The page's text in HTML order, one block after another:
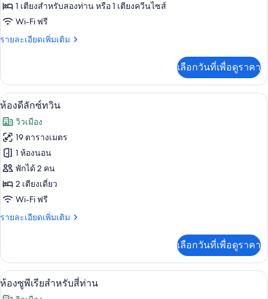
ซู
พี
เรียดั
1 เตียงสำหรับสองท่าน หรือ 1 เตียงควีนไซส์
Wi-Fi ฟรี
รายละเอียดเพิ่มเติม
ราย
เกี่ยว
กับ
ห้อง
พี
เรียดั
บเบิล
เลือกวันที่เพื่อดูราคา
เปิด
ภาพถ่าย
ทั้งหมด
ของ
ห้อง
ดี
ลัก
ซ์
ห้องดีลักซ์ทวิน | เครื่องนอนระดับพรีเ
6
ห้องดีลักซ์ทวิน
วิวเมือง
19 ตารางเมตร
1 ห้องนอน
พักได้ 2 คน
2 เตียงเดี่ยว
Wi-Fi ฟรี
รายละเอียดเพิ่มเติม
ราย
เกี่ยว
กับ
ห้อง
เลือกวันที่เพื่อดูราคา
เปิด
ภาพถ่าย
ห้องซูพีเรียสำหรับสี่ท่าน | เครื่องนอน
7
ห้องซูพีเรียสำหรับสี่ท่าน